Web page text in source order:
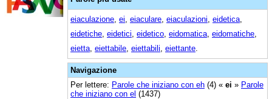
eiaculazione ei eiaculare eiaculazioni eidetica
eidetiche eidetici eidetico eidomatica eidomatiche
eietta eiettabile eiettabili eiettante
Navigazione
Per lettere: Parole che iniziano con eh (4) « ei » Parole
che iniziano con el (1437)